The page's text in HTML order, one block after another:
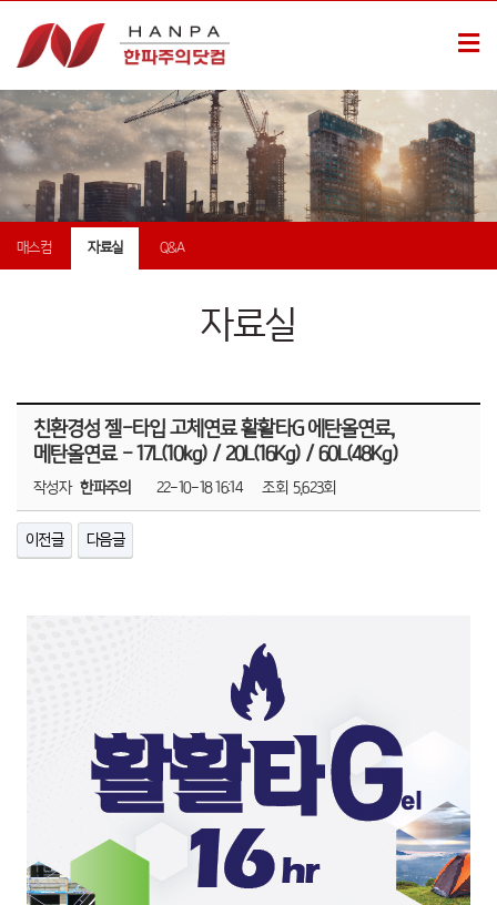
매스컴 자료실 Q&A
자료실
친환경성 젤-타입 고체연료 활활타G 에탄올연료,
메탄올연료 - 17L(10kg) / 20L(16Kg) / 60L(48Kg)
작성자 한파주의 22-10-18 16:14 조회 5,623회
이전글 다음글